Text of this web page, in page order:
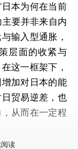
日本为何在当前
要并非来自内
输入型通胀，
层面的收紧与
这一框架下，
加对日本的能
贸易逆差，也
从而在一定程
读